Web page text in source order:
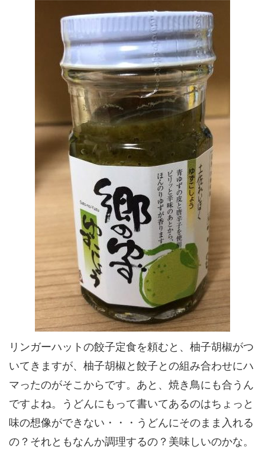
リンガーハットの餃子定食を頼むと、柚子胡椒がつ
いてきますが、柚子胡椒と餃子との組み合わせにハ
マったのがそこからです。あと、焼き鳥にも合うん
ですよね。うどんにもって書いてあるのはちょっと
味の想像ができない・・・うどんにそのまま入れる
の？それともなんか調理するの？美味しいのかな。